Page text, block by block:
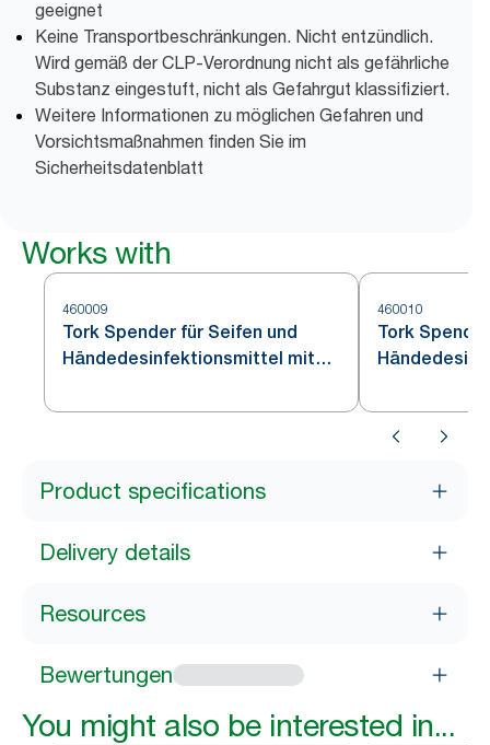
geeignet
Keine Transportbeschränkungen. Nicht entzündlich.
Wird gemäß der CLP-Verordnung nicht als gefährliche
Substanz eingestuft, nicht als Gefahrgut klassifiziert.
Weitere Informationen zu möglichen Gefahren und
Vorsichtsmaßnahmen finden Sie im
Sicherheitsdatenblatt
Works with
460009
Tork Spender für Seifen und
Händedesinfektionsmittel mit
460010
Tork
Product specifications
Delivery details
Resources
Bewertungen
You might also be interested in...